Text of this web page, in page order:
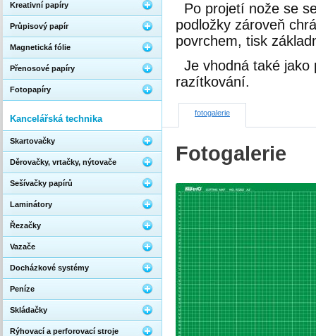
Po projetí nože se
podložky zároveň
povrchem, tisk
Je vhodná také jako
razítkování.
fotogalerie
Fotogalerie
Kreativní papíry
Průpisový papír
Magnetická fólie
Přenosové papíry
Fotopapíry
Kancelářská technika
Skartovačky
Děrovačky, vrtačky, nýtovače
Sešívačky papírů
Laminátory
Řezačky
Vazače
Docházkové systémy
Peníze
Skládačky
Rýhovací a perforovací stroje